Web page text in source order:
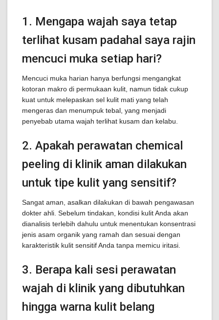
1. Mengapa wajah saya tetap
terlihat kusam padahal saya rajin
mencuci muka setiap hari?
Mencuci muka harian hanya berfungsi mengangkat
kotoran makro di permukaan kulit, namun tidak cukup
kuat untuk melepaskan sel kulit mati yang telah
mengeras dan menumpuk tebal, yang menjadi
penyebab utama wajah terlihat kusam dan kelabu.
2. Apakah perawatan chemical
peeling di klinik aman dilakukan
untuk tipe kulit yang sensitif?
Sangat aman, asalkan dilakukan di bawah pengawasan
dokter ahli. Sebelum tindakan, kondisi kulit Anda akan
dianalisis terlebih dahulu untuk menentukan konsentrasi
jenis asam organik yang ramah dan sesuai dengan
karakteristik kulit sensitif Anda tanpa memicu iritasi.
3. Berapa kali sesi perawatan
wajah di klinik yang dibutuhkan
hingga warna kulit belang